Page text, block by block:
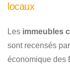
locaux
Les immeubles
sont recensés
économique des